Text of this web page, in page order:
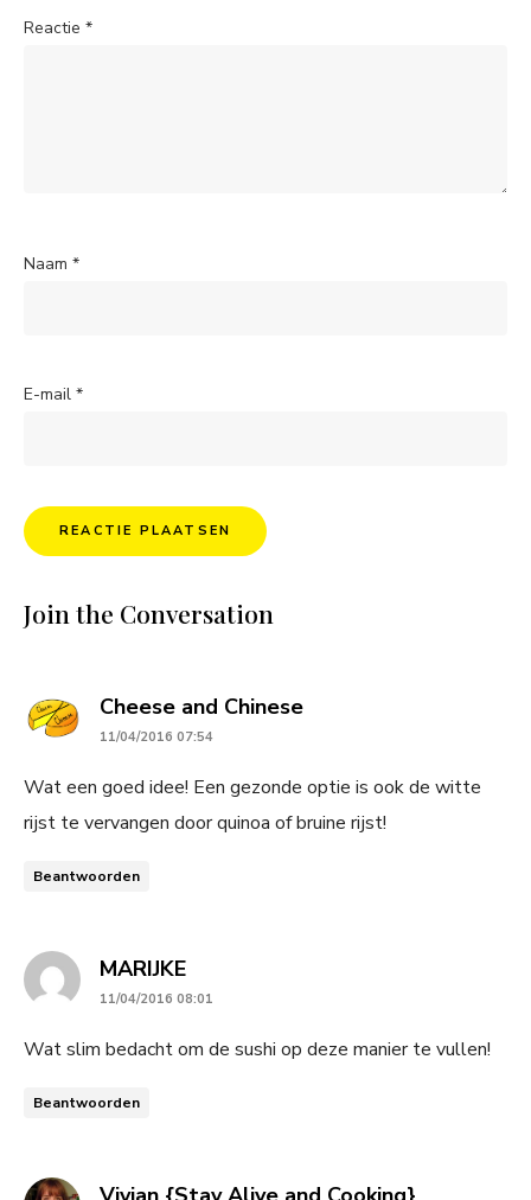
Reactie *
Naam *
E-mail *
Join the Conversation
Cheese and Chinesesays:
11/04/2016 07:54
Wat een goed idee! Een gezonde optie is ook de witte
rijst te vervangen door quinoa of bruine rijst!
Beantwoorden
MARIJKEsays:
11/04/2016 08:01
Wat slim bedacht om de sushi op deze manier te vullen!
Beantwoorden